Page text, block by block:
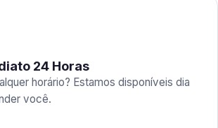
24 Horas
horário? Estamos disponíveis dia
você.